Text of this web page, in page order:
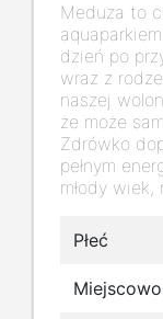
Meduza to
dzień po
wraz z
naszej
że może
Zdrówko
pełnym
młody
Płeć